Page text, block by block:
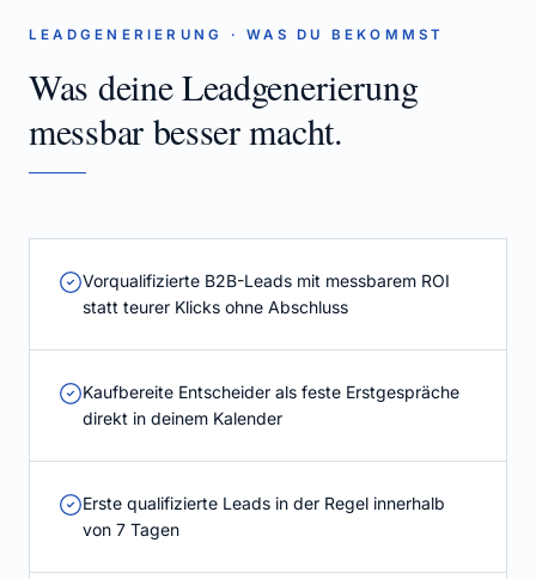
LEADGENERIERUNG · WAS DU BEKOMMST
Was deine Leadgenerierung
messbar besser macht.
Vorqualifizierte B2B-Leads mit messbarem ROI
statt teurer Klicks ohne Abschluss
Kaufbereite Entscheider als feste Erstgespräche
direkt in deinem Kalender
Erste qualifizierte Leads in der Regel innerhalb
von 7 Tagen